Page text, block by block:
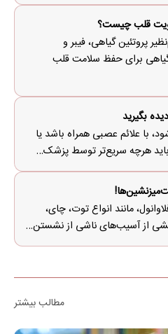
مطالب بیشتر
قلب چیست؟
پروتئین گیاهی، فیبر و
گیاهی برای حفظ سلامت قلب
با علائم عصبی همراه باشد یا
هرچه سریع‌تر توسط پزشک…
مانند انواع توت، چای،
از آسیب‌های ناشی از نشستن…